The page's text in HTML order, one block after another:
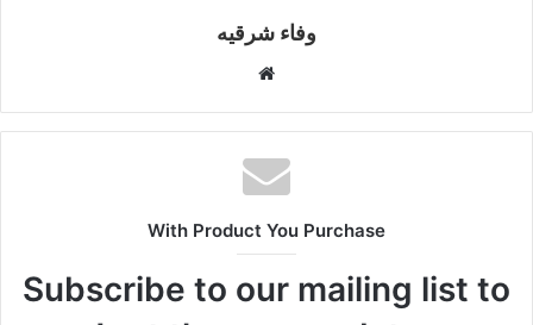
وفاء شرقيه
With Product You Purchase
Subscribe to our mailing list to